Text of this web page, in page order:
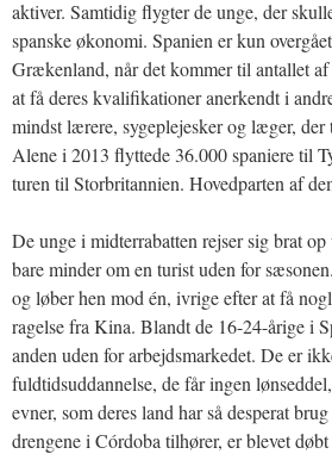
aktiver. Samtidig flygter de unge, der
spanske økonomi. Spanien er kun
Grækenland, når det kommer til antallet af
at få deres kvalifikationer anerkendt i
mindst lærere, sygeplejesker og læger, der
Alene i 2013 flyttede 36.000 spaniere til
turen til Storbritannien. Hovedparten af
De unge i midterrabatten rejser sig brat
bare minder om en turist uden for
og løber hen mod én, ivrige efter at få
ragelse fra Kina. Blandt de 16-24-årige i
anden uden for arbejdsmarkedet. De er
fuldtidsuddannelse, de får ingen
evner, som deres land har så desperat
drengene i Córdoba tilhører, er blevet døbt